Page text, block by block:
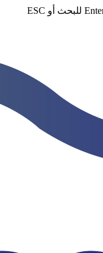
اضغط على Enter للبحث أو ESC